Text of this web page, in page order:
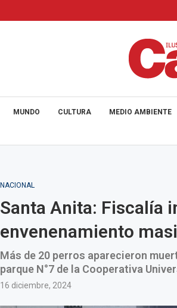
MUNDO CULTURA MEDIO AMBIENTE
NACIONAL
Santa Anita: Fiscalía
envenenamiento
Más de 20 perros aparecieron
parque N°7 de la Cooperativa
16 diciembre, 2024